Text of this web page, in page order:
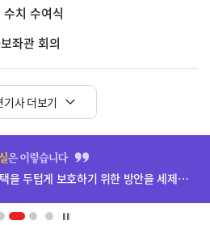
치 수여식
좌관 회의
기사 더보기
(보도설명) 정부는 거주용 1주택을 두텁게 보호하기 위한 방안을 세제개편안에 담았습니다.